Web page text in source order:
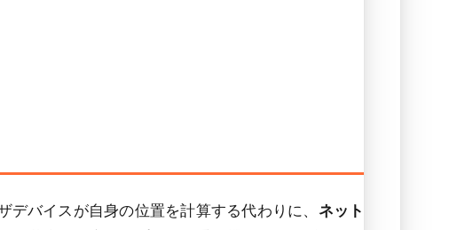
バイスが自身の位置を計算する代わりに、 ネット